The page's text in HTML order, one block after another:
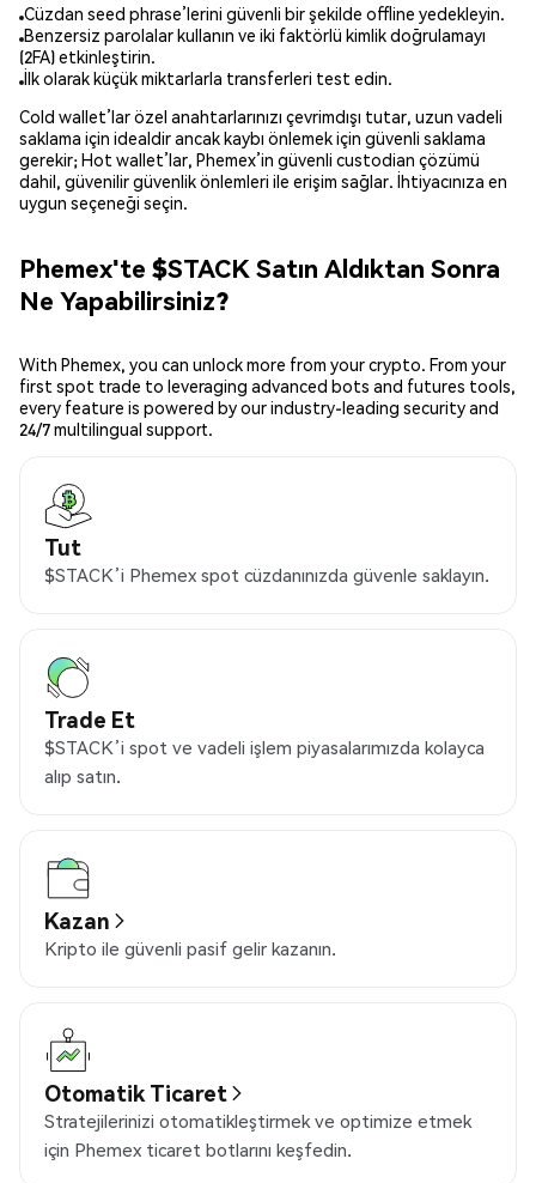
Cüzdan seed phrase’lerini güvenli bir şekilde offline yedekleyin.
Benzersiz parolalar kullanın ve iki faktörlü kimlik doğrulamayı
(2FA) etkinleştirin.
İlk olarak küçük miktarlarla transferleri test edin.
Cold wallet’lar özel anahtarlarınızı çevrimdışı tutar, uzun vadeli
saklama için idealdir ancak kaybı önlemek için güvenli saklama
gerekir; Hot wallet’lar, Phemex’in güvenli custodian çözümü
dahil, güvenilir güvenlik önlemleri ile erişim sağlar. İhtiyacınıza en
uygun seçeneği seçin.
Phemex'te $STACK Satın Aldıktan Sonra
Ne Yapabilirsiniz?
With Phemex, you can unlock more from your crypto. From your
first spot trade to leveraging advanced bots and futures tools,
every feature is powered by our industry-leading security and
24/7 multilingual support.
Tut
$STACK’i Phemex spot cüzdanınızda güvenle saklayın.
Trade Et
$STACK’i spot ve vadeli işlem piyasalarımızda kolayca
alıp satın.
Kazan
Kripto ile güvenli pasif gelir kazanın.
Otomatik Ticaret
Stratejilerinizi otomatikleştirmek ve optimize etmek
için Phemex ticaret botlarını keşfedin.